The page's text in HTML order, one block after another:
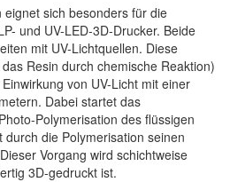
eignet sich besonders für die
und UV-LED-3D-Drucker. Beide
mit UV-Lichtquellen. Diese
Resin durch chemische Reaktion)
von UV-Licht mit einer
Dabei startet das
Polymerisation des flüssigen
die Polymerisation seinen
Vorgang wird schichtweise
3D-gedruckt ist.